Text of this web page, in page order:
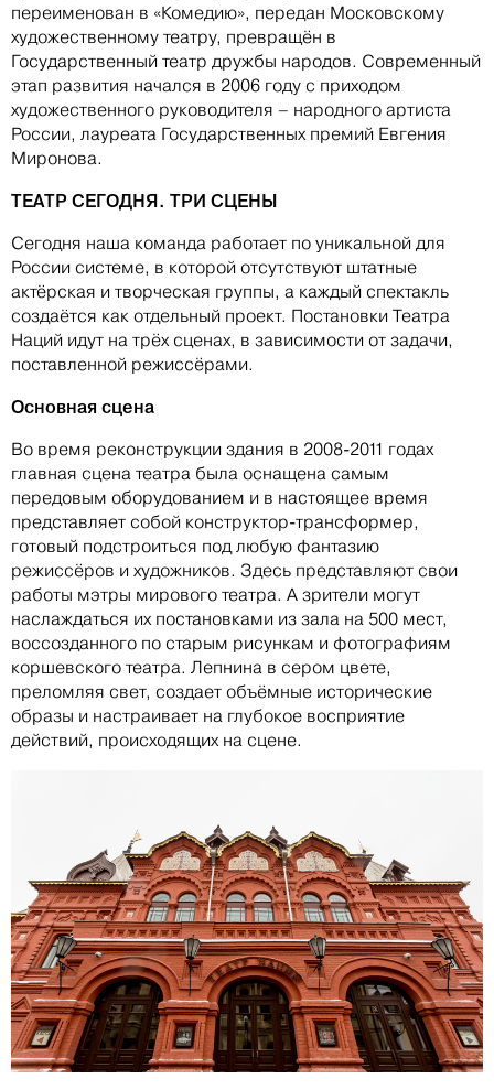
переименован в «Комедию», передан Московскому
художественному театру, превращён в
Государственный театр дружбы народов. Современный
этап развития начался в 2006 году с приходом
художественного руководителя – народного артиста
России, лауреата Государственных премий Евгения
Миронова.
ТЕАТР СЕГОДНЯ. ТРИ СЦЕНЫ
Сегодня наша команда работает по уникальной для
России системе, в которой отсутствуют штатные
актёрская и творческая группы, а каждый спектакль
создаётся как отдельный проект. Постановки Театра
Наций идут на трёх сценах, в зависимости от задачи,
поставленной режиссёрами.
Основная сцена
Во время реконструкции здания в 2008-2011 годах
главная сцена театра была оснащена самым
передовым оборудованием и в настоящее время
представляет собой конструктор-трансформер,
готовый подстроиться под любую фантазию
режиссёров и художников. Здесь представляют свои
работы мэтры мирового театра. А зрители могут
наслаждаться их постановками из зала на 500 мест,
воссозданного по старым рисункам и фотографиям
коршевского театра. Лепнина в сером цвете,
преломляя свет, создает объёмные исторические
образы и настраивает на глубокое восприятие
действий, происходящих на сцене.